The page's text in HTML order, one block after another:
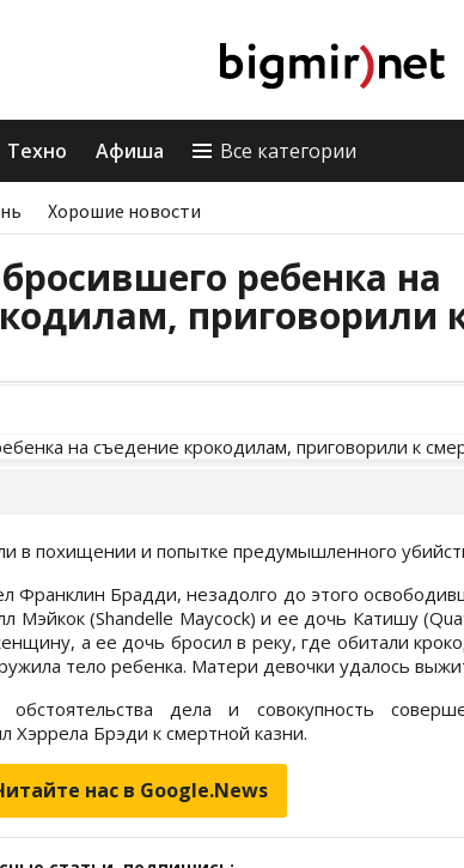
Техно Афиша Все категории
Хорошие новости
ребенка на
приговорили
в похищении и попытке предумышленного
Франклин Брадди, незадолго до этого
(Shandelle Maycock) и ее дочь Катишу
а ее дочь бросил в реку, где обитали
тело ребенка. Матери девочки удалось
дела и совокупность
Хэррела Брэди к смертной казни.
нас в Google.News